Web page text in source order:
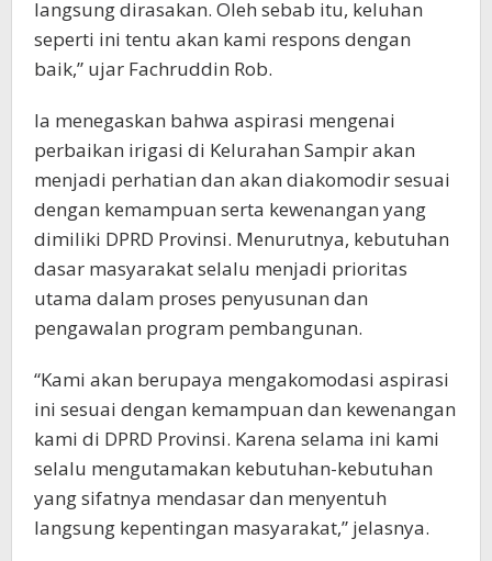
langsung dirasakan. Oleh sebab itu, keluhan
seperti ini tentu akan kami respons dengan
baik,” ujar Fachruddin Rob.
Ia menegaskan bahwa aspirasi mengenai
perbaikan irigasi di Kelurahan Sampir akan
menjadi perhatian dan akan diakomodir sesuai
dengan kemampuan serta kewenangan yang
dimiliki DPRD Provinsi. Menurutnya, kebutuhan
dasar masyarakat selalu menjadi prioritas
utama dalam proses penyusunan dan
pengawalan program pembangunan.
“Kami akan berupaya mengakomodasi aspirasi
ini sesuai dengan kemampuan dan kewenangan
kami di DPRD Provinsi. Karena selama ini kami
selalu mengutamakan kebutuhan-kebutuhan
yang sifatnya mendasar dan menyentuh
langsung kepentingan masyarakat,” jelasnya.